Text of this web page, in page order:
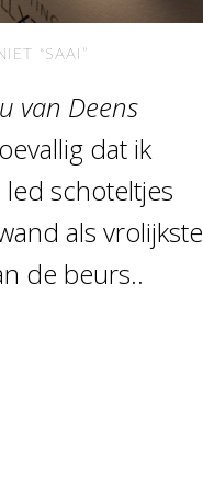
“SAAI”
van Deens
dat ik
schoteltjes
als vrolijkste
de beurs..